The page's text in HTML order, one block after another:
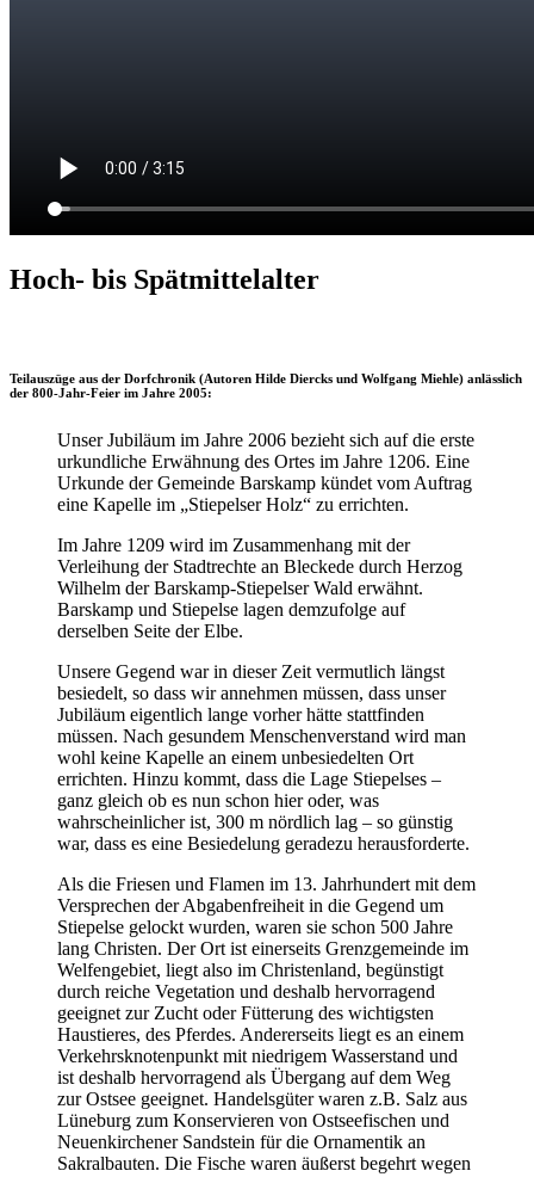
Hoch- bis Spätmittelalter
Teilauszüge aus der Dorfchronik (Autoren Hilde Diercks und Wolfgang Miehle) anlässlich
der 800-Jahr-Feier im Jahre 2005:
Unser Jubiläum im Jahre 2006 bezieht sich auf die erste
urkundliche Erwähnung des Ortes im Jahre 1206. Eine
Urkunde der Gemeinde Barskamp kündet vom Auftrag
eine Kapelle im „Stiepelser Holz“ zu errichten.
Im Jahre 1209 wird im Zusammenhang mit der
Verleihung der Stadtrechte an Bleckede durch Herzog
Wilhelm der Barskamp-Stiepelser Wald erwähnt.
Barskamp und Stiepelse lagen demzufolge auf
derselben Seite der Elbe.
Unsere Gegend war in dieser Zeit vermutlich längst
besiedelt, so dass wir annehmen müssen, dass unser
Jubiläum eigentlich lange vorher hätte stattfinden
müssen. Nach gesundem Menschenverstand wird man
wohl keine Kapelle an einem unbesiedelten Ort
errichten. Hinzu kommt, dass die Lage Stiepelses –
ganz gleich ob es nun schon hier oder, was
wahrscheinlicher ist, 300 m nördlich lag – so günstig
war, dass es eine Besiedelung geradezu herausforderte.
Als die Friesen und Flamen im 13. Jahrhundert mit dem
Versprechen der Abgabenfreiheit in die Gegend um
Stiepelse gelockt wurden, waren sie schon 500 Jahre
lang Christen. Der Ort ist einerseits Grenzgemeinde im
Welfengebiet, liegt also im Christenland, begünstigt
durch reiche Vegetation und deshalb hervorragend
geeignet zur Zucht oder Fütterung des wichtigsten
Haustieres, des Pferdes. Andererseits liegt es an einem
Verkehrsknotenpunkt mit niedrigem Wasserstand und
ist deshalb hervorragend als Übergang auf dem Weg
zur Ostsee geeignet. Handelsgüter waren z.B. Salz aus
Lüneburg zum Konservieren von Ostseefischen und
Neuenkirchener Sandstein für die Ornamentik an
Sakralbauten. Die Fische waren äußerst begehrt wegen